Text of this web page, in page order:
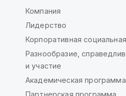
Компания
Лидерство
Корпоративная
Разнообразие,
и участие
Академическая программа
Партнерская программа